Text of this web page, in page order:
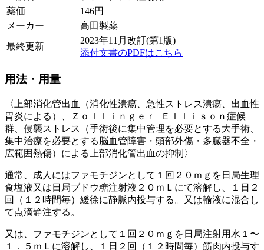
薬価
146円
メーカー
高田製薬
最終更新
2023年11月改訂(第1版)
添付文書のPDFはこちら
用法・用量
〈上部消化管出血（消化性潰瘍、急性ストレス潰瘍、出血性
胃炎による）、Ｚｏｌｌｉｎｇｅｒ−Ｅｌｌｉｓｏｎ症候
群、侵襲ストレス（手術後に集中管理を必要とする大手術、
集中治療を必要とする脳血管障害・頭部外傷・多臓器不全・
広範囲熱傷）による上部消化管出血の抑制〉
通常、成人にはファモチジンとして１回２０ｍｇを日局生理
食塩液又は日局ブドウ糖注射液２０ｍＬにて溶解し、１日２
回（１２時間毎）緩徐に静脈内投与する。又は輸液に混合し
て点滴静注する。
又は、ファモチジンとして１回２０ｍｇを日局注射用水１〜
１．５ｍＬに溶解し、１日２回（１２時間毎）筋肉内投与す